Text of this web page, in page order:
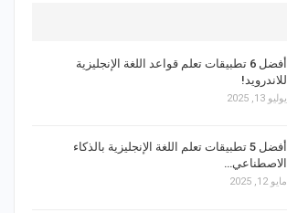
أفضل 6 تطبيقات تعلم قواعد اللغة الإنجليزية
للاندرويد!
يوليو 13, 2025
أفضل 5 تطبيقات تعلم اللغة الإنجليزية بالذكاء
الاصطناعي…
مايو 12, 2025